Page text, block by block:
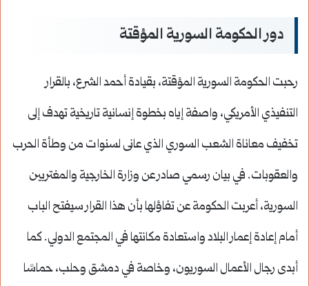
دور الحكومة السورية المؤقتة
رحبت الحكومة السورية المؤقتة، بقيادة أحمد الشرع، بالقرار
التنفيذي الأمريكي، واصفة إياه بخطوة إنسانية تاريخية تهدف إلى
تخفيف معاناة الشعب السوري الذي عانى لسنوات من وطأة الحرب
والعقوبات. في بيان رسمي صادر عن وزارة الخارجية والمغتربين
السورية، أعربت الحكومة عن تفاؤلها بأن هذا القرار سيفتح الباب
أمام إعادة إعمار البلاد واستعادة مكانتها في المجتمع الدولي. كما
أبدى رجال الأعمال السوريون، وخاصة في دمشق وحلب، حماسًا